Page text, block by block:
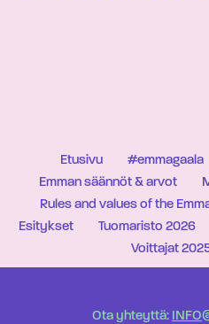
Etusivu #emmagaala
Emman säännöt & arvot
Rules and values of the
Esitykset
Tuomaristo 2026
Voittajat
Ota yhteyttä: